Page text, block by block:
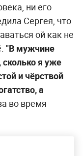
ни его
Сергея, что
ой как не
"В мужчине
я уже
и чёрствой
а
во время